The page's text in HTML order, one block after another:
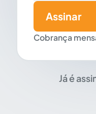
Cobrança
Assinar
Já é